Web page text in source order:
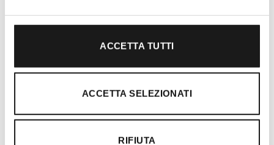
ACCETTA TUTTI
ACCETTA SELEZIONATI
RIFIUTA